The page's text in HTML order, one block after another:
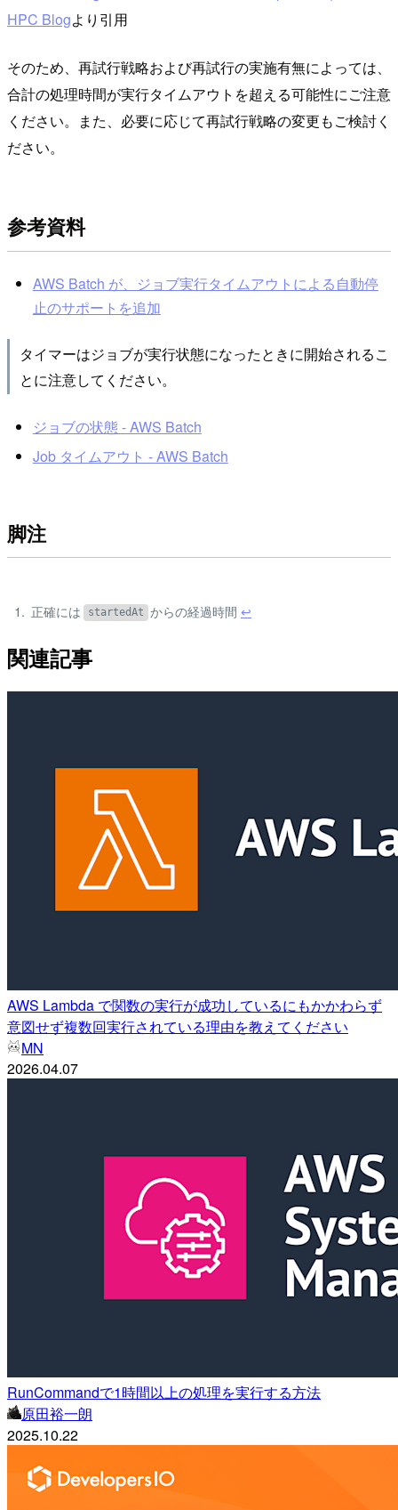
HPC Blogより引用
そのため、再試行戦略および再試行の実施有無によっては、
合計の処理時間が実行タイムアウトを超える可能性にご注意
ください。また、必要に応じて再試行戦略の変更もご検討く
ださい。
参考資料
AWS Batch が、ジョブ実行タイムアウトによる自動停
止のサポートを追加
タイマーはジョブが実行状態になったときに開始されるこ
とに注意してください。
ジョブの状態 - AWS Batch
Job タイムアウト - AWS Batch
脚注
正確には startedAt からの経過時間 ↩
関連記事
AWS Lambda で関数の実行が成功しているにもかかわらず
意図せず複数回実行されている理由を教えてください
MN
2026.04.07
RunCommandで1時間以上の処理を実行する方法
原田裕一朗
2025.10.22